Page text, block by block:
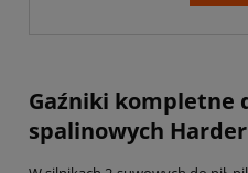
Gaźniki kompletne
spalinowych